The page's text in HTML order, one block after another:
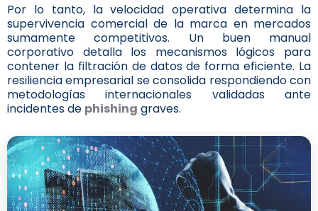
Por lo tanto, la velocidad operativa determina la
supervivencia comercial de la marca en mercados
sumamente competitivos. Un buen manual
corporativo detalla los mecanismos lógicos para
contener la filtración de datos de forma eficiente. La
resiliencia empresarial se consolida respondiendo con
metodologías internacionales validadas ante
incidentes de phishing graves.